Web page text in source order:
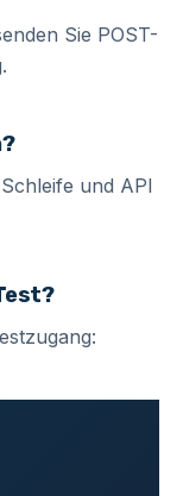
Sie POST-
und API